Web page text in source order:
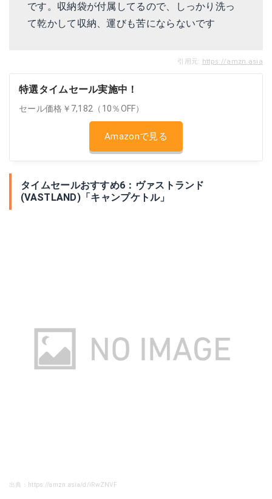
です。収納袋が付属してるので、しっかり洗っ
て乾かして収納、運びも苦にならないです
引用元: https://amzn.asia
特選タイムセール実施中！
セール価格￥7,182（10％OFF）
Amazonで見る
タイムセールおすすめ6：ヴァストランド
(VASTLAND)「キャンプケトル」
出典：https://amzn.asia/d/iRwZNVF